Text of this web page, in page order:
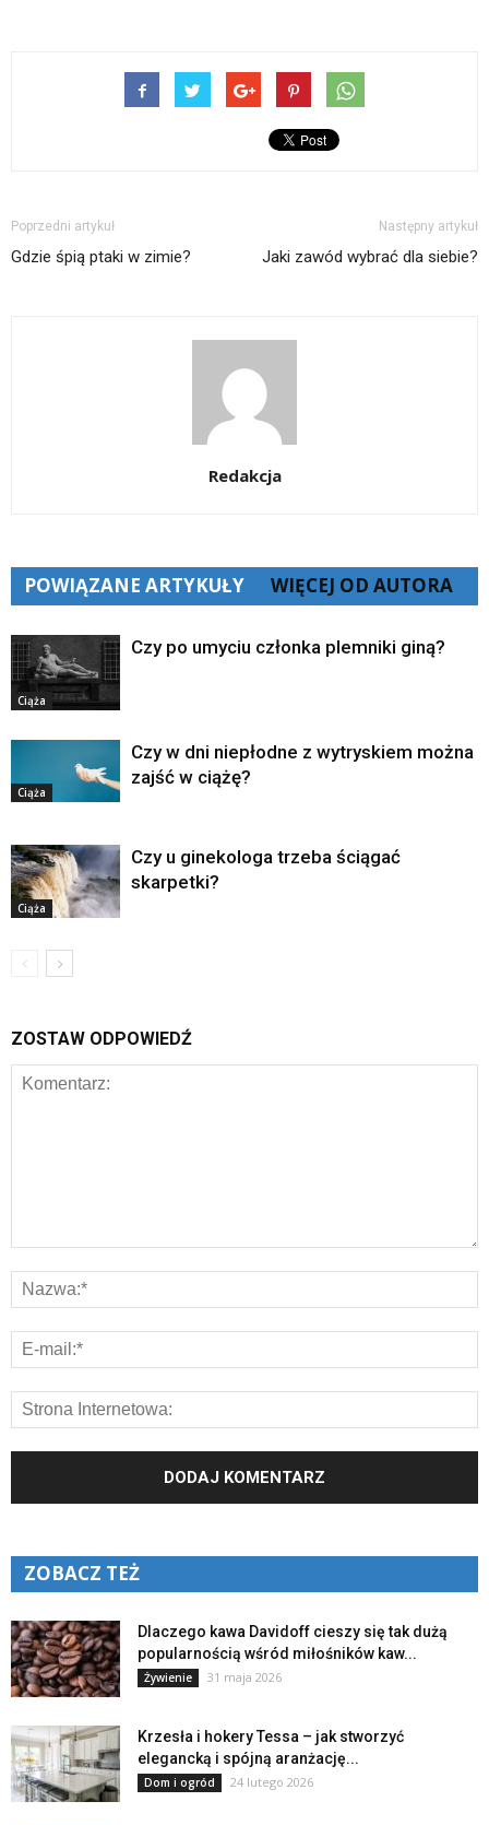
Poprzedni artykuł
Gdzie śpią ptaki w zimie?
Następny artykuł
Jaki zawód wybrać dla siebie?
Redakcja
POWIĄZANE ARTYKUŁY WIĘCEJ OD AUTORA
Ciąża
Czy po umyciu członka plemniki giną?
Ciąża
Czy w dni niepłodne z wytryskiem można
zajść w ciążę?
Ciąża
Czy u ginekologa trzeba ściągać
skarpetki?
ZOSTAW ODPOWIEDŹ
ZOBACZ TEŻ
Dlaczego kawa Davidoff cieszy się tak dużą
popularnością wśród miłośników kaw...
Żywienie 31 maja 2026
Krzesła i hokery Tessa – jak stworzyć
elegancką i spójną aranżację...
Dom i ogród 24 lutego 2026